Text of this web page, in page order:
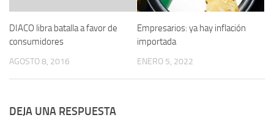
DIACO libra batalla a favor de
consumidores
AGOSTO 8, 2016
Empresarios: ya hay inflación
importada
ENERO 5, 2022
DEJA UNA RESPUESTA